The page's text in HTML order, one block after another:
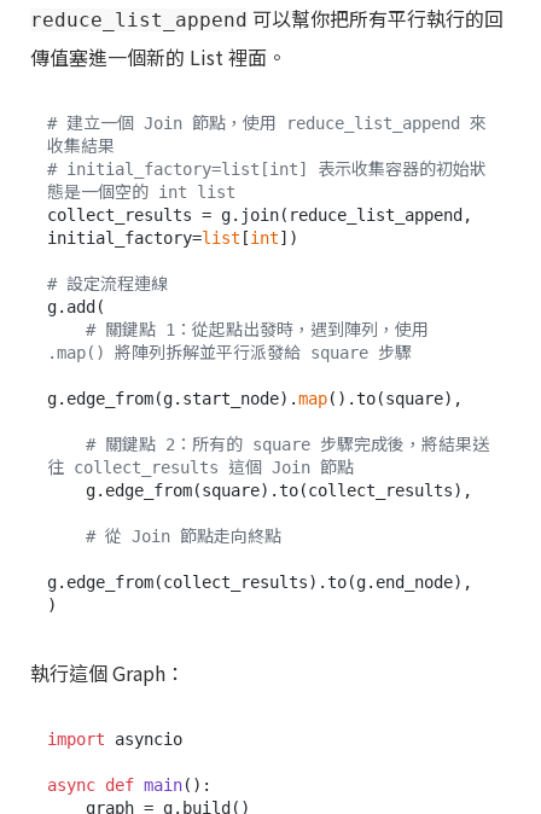
reduce_list_append 可以幫你把所有平行執行的回
傳值塞進一個新的 List 裡面。
# 建立一個 Join 節點，使用 reduce_list_append 來
收集結果
# initial_factory=list[int] 表示收集容器的初始狀
態是一個空的 int list
collect_results = g.join(reduce_list_append,
initial_factory=list [int])
# 設定流程連線
g.add(
# 關鍵點 1：從起點出發時，遇到陣列，使用
.map() 將陣列拆解並平行派發給 square 步驟
g.edge_from(g.start_node).map().to(square),
# 關鍵點 2：所有的 square 步驟完成後，將結果送
往 collect_results 這個 Join 節點
# 從 Join 節點走向終點
g.edge_from(collect_results).to(g.end_node),
執行這個 Graph：
import asyncio
async def main():